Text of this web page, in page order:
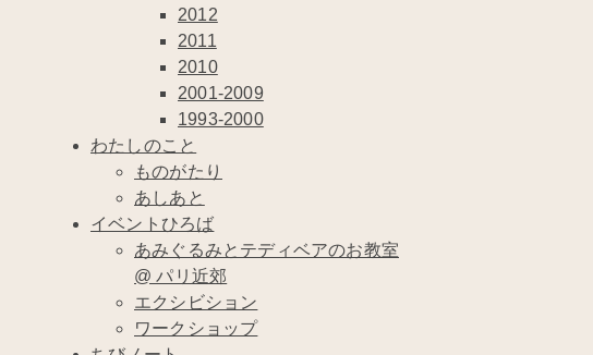
2012
2011
2010
2001-2009
1993-2000
わたしのこと
ものがたり
あしあと
イベントひろば
あみぐるみとテディベアのお教室
@ パリ近郊
エクシビション
ワークショップ